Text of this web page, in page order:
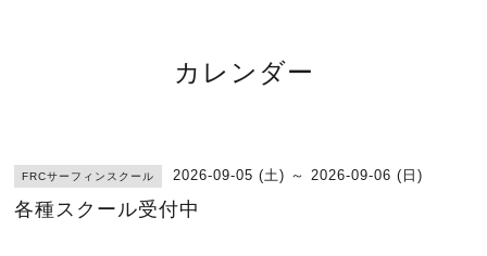
カレンダー
FRCサーフィンスクール 2026-09-05 (土) ～ 2026-09-06 (日)
各種スクール受付中